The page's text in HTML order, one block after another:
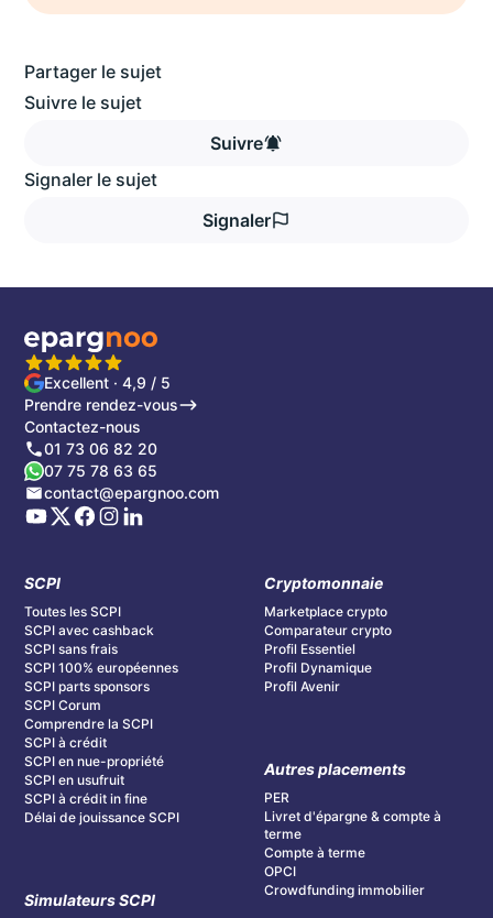
Partager le sujet
Suivre le sujet
Suivre
Signaler le sujet
Signaler
Excellent · 4,9 / 5
Prendre rendez-vous
Contactez-nous
01 73 06 82 20
07 75 78 63 65
contact@epargnoo.com
SCPI
Toutes les SCPI
SCPI avec cashback
SCPI sans frais
SCPI 100% européennes
SCPI parts sponsors
SCPI Corum
Comprendre la SCPI
SCPI à crédit
SCPI en nue-propriété
SCPI en usufruit
SCPI à crédit in fine
Délai de jouissance SCPI
Simulateurs SCPI
Cryptomonnaie
Marketplace crypto
Comparateur crypto
Profil Essentiel
Profil Dynamique
Profil Avenir
Autres placements
PER
Livret d'épargne & compte à
terme
Compte à terme
OPCI
Crowdfunding immobilier